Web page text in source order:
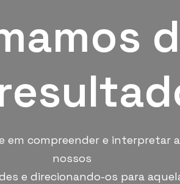
compreender e interpretar
nossos
e direcionando-os para